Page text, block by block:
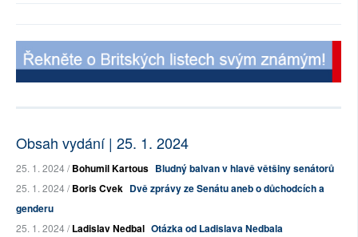
Obsah vydání | 25. 1. 2024
25. 1. 2024 /Bohumil Kartous Bludný balvan v hlavě většiny senátorů
25. 1. 2024 /Boris Cvek Dvě zprávy ze Senátu aneb o důchodcích a
genderu
25. 1. 2024 /Ladislav Nedbal Otázka od Ladislava Nedbala